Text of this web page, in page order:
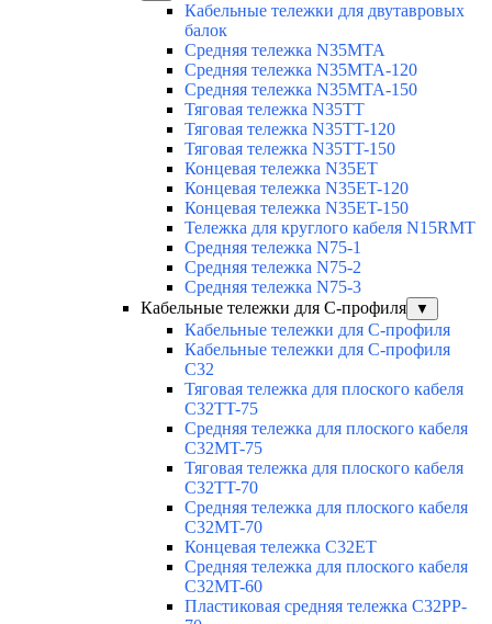
Кабельные тележки для двутавровых
балок
Средняя тележка N35MTA
Средняя тележка N35MTA-120
Средняя тележка N35MTA-150
Тяговая тележка N35TT
Тяговая тележка N35TT-120
Тяговая тележка N35TT-150
Концевая тележка N35ET
Концевая тележка N35ET-120
Концевая тележка N35ET-150
Тележка для круглого кабеля N15RMT
Средняя тележка N75-1
Средняя тележка N75-2
Средняя тележка N75-3
Кабельные тележки для С-профиля
▼
Кабельные тележки для С-профиля
Кабельные тележки для С-профиля
C32
Тяговая тележка для плоского кабеля
C32TT-75
Средняя тележка для плоского кабеля
C32MT-75
Тяговая тележка для плоского кабеля
C32TT-70
Средняя тележка для плоского кабеля
C32MT-70
Концевая тележка C32ET
Средняя тележка для плоского кабеля
C32MT-60
Пластиковая средняя тележка C32PP-